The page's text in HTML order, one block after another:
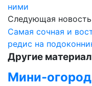
ними
Следующая новость
Самая сочная и
редис на
Другие
Мини-огород